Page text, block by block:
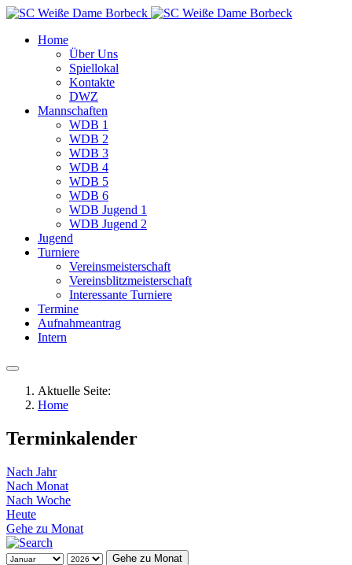
Home
Über Uns
Spiellokal
Kontakte
DWZ
Mannschaften
WDB 1
WDB 2
WDB 3
WDB 4
WDB 5
WDB 6
WDB Jugend 1
WDB Jugend 2
Jugend
Turniere
Vereinsmeisterschaft
Vereinsblitzmeisterschaft
Interessante Turniere
Termine
Aufnahmeantrag
Intern
Aktuelle Seite:
Home
Terminkalender
Nach Jahr
Nach Monat
Nach Woche
Heute
Gehe zu Monat
Gehe zu Monat